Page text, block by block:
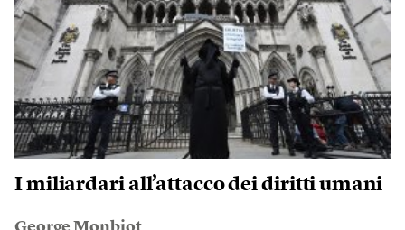
I miliardari all’attacco dei diritti umani